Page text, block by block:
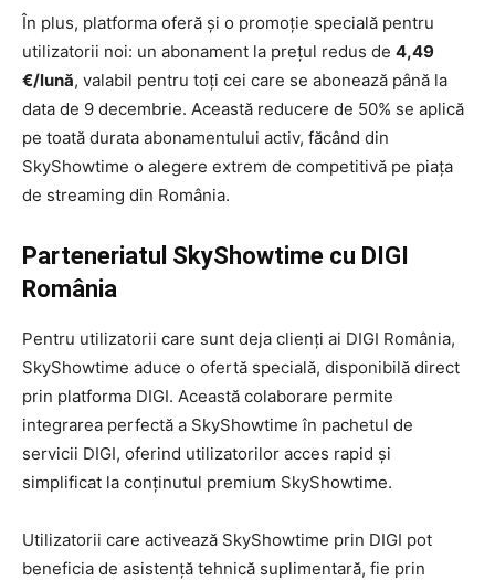
În plus, platforma oferă și o promoție specială pentru
utilizatorii noi: un abonament la prețul redus de 4,49
€/lună, valabil pentru toți cei care se abonează până la
data de 9 decembrie. Această reducere de 50% se aplică
pe toată durata abonamentului activ, făcând din
SkyShowtime o alegere extrem de competitivă pe piața
de streaming din România.
Parteneriatul SkyShowtime cu DIGI
România
Pentru utilizatorii care sunt deja clienți ai DIGI România,
SkyShowtime aduce o ofertă specială, disponibilă direct
prin platforma DIGI. Această colaborare permite
integrarea perfectă a SkyShowtime în pachetul de
servicii DIGI, oferind utilizatorilor acces rapid și
simplificat la conținutul premium SkyShowtime.
Utilizatorii care activează SkyShowtime prin DIGI pot
beneficia de asistență tehnică suplimentară, fie prin